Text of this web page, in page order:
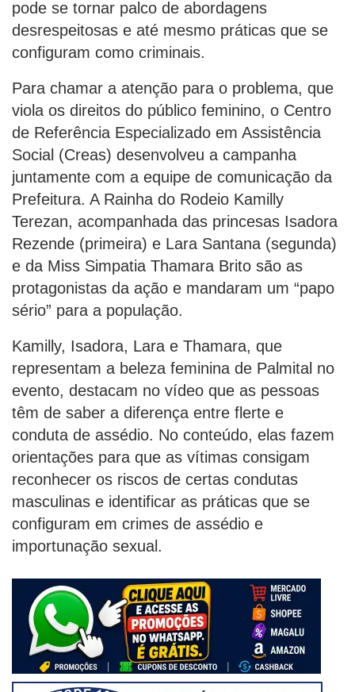
pode se tornar palco de abordagens
desrespeitosas e até mesmo práticas que se
configuram como criminais.
Para chamar a atenção para o problema, que
viola os direitos do público feminino, o Centro
de Referência Especializado em Assistência
Social (Creas) desenvolveu a campanha
juntamente com a equipe de comunicação da
Prefeitura. A Rainha do Rodeio Kamilly
Terezan, acompanhada das princesas Isadora
Rezende (primeira) e Lara Santana (segunda)
e da Miss Simpatia Thamara Brito são as
protagonistas da ação e mandaram um “papo
sério” para a população.
Kamilly, Isadora, Lara e Thamara, que
representam a beleza feminina de Palmital no
evento, destacam no vídeo que as pessoas
têm de saber a diferença entre flerte e
conduta de assédio. No conteúdo, elas fazem
orientações para que as vítimas consigam
reconhecer os riscos de certas condutas
masculinas e identificar as práticas que se
configuram em crimes de assédio e
importunação sexual.